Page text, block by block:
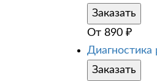
Заказать
От 890 ₽
Диагностика
Заказать